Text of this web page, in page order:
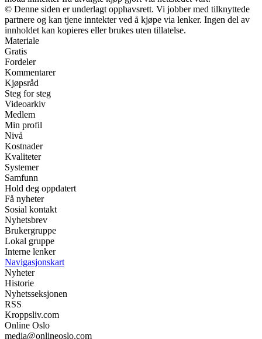
© Denne siden er underlagt opphavsrett. Vi jobber med tilknyttede
partnere og kan tjene inntekter ved å kjøpe via lenker. Ingen del av
innholdet kan kopieres eller brukes uten tillatelse.
Materiale
Gratis
Fordeler
Kommentarer
Kjøpsråd
Steg for steg
Videoarkiv
Medlem
Min profil
Nivå
Kostnader
Kvaliteter
Systemer
Samfunn
Hold deg oppdatert
Få nyheter
Sosial kontakt
Nyhetsbrev
Brukergruppe
Lokal gruppe
Interne lenker
Navigasjonskart
Nyheter
Historie
Nyhetsseksjonen
RSS
Kroppsliv.com
Online Oslo
media@onlineoslo.com